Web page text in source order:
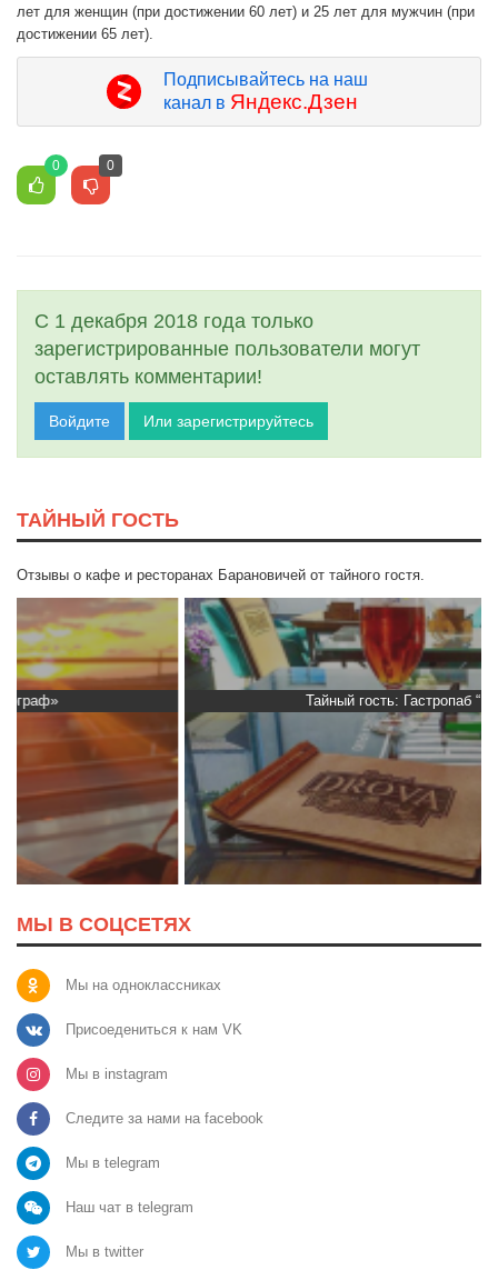
лет для женщин (при достижении 60 лет) и 25 лет для мужчин (при
достижении 65 лет).
Подписывайтесь на наш
канал в Яндекс.Дзен
0 0
С 1 декабря 2018 года только
зарегистрированные пользователи могут
оставлять комментарии!
Войдите Или зарегистрируйтесь
ТАЙНЫЙ ГОСТЬ
Отзывы о кафе и ресторанах Барановичей от тайного гостя.
Тайный гость: Гастропаб “Drova”
МЫ В СОЦСЕТЯХ
Мы на одноклассниках
Присоедениться к нам VK
Мы в instagram
Следите за нами на facebook
Мы в telegram
Наш чат в telegram
Мы в twitter